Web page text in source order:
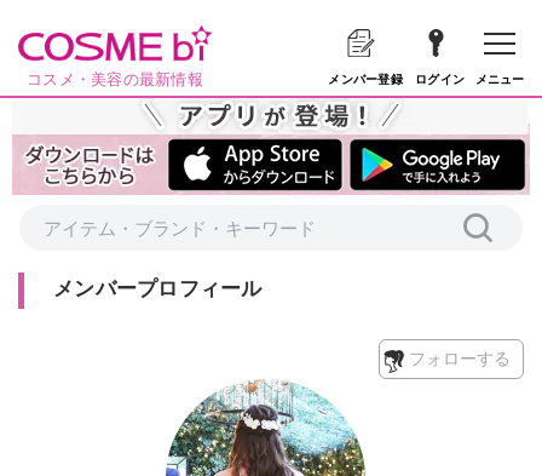
コスメ・美容の最新情報 メンバー登録 ログイン メニュー
メンバープロフィール
フォローする